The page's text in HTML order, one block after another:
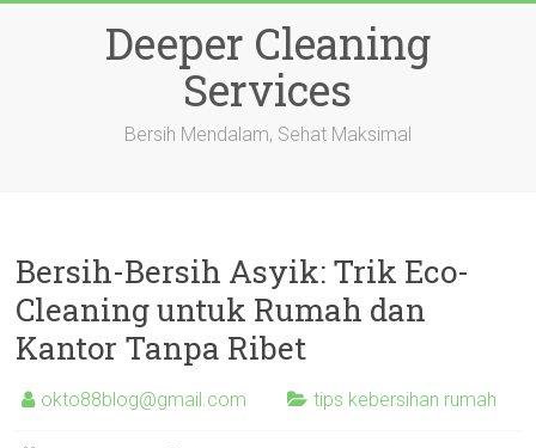
Deeper Cleaning
Services
Bersih Mendalam, Sehat Maksimal
Bersih-Bersih Asyik: Trik Eco-
Cleaning untuk Rumah dan
Kantor Tanpa Ribet
okto88blog@gmail.com tips kebersihan rumah